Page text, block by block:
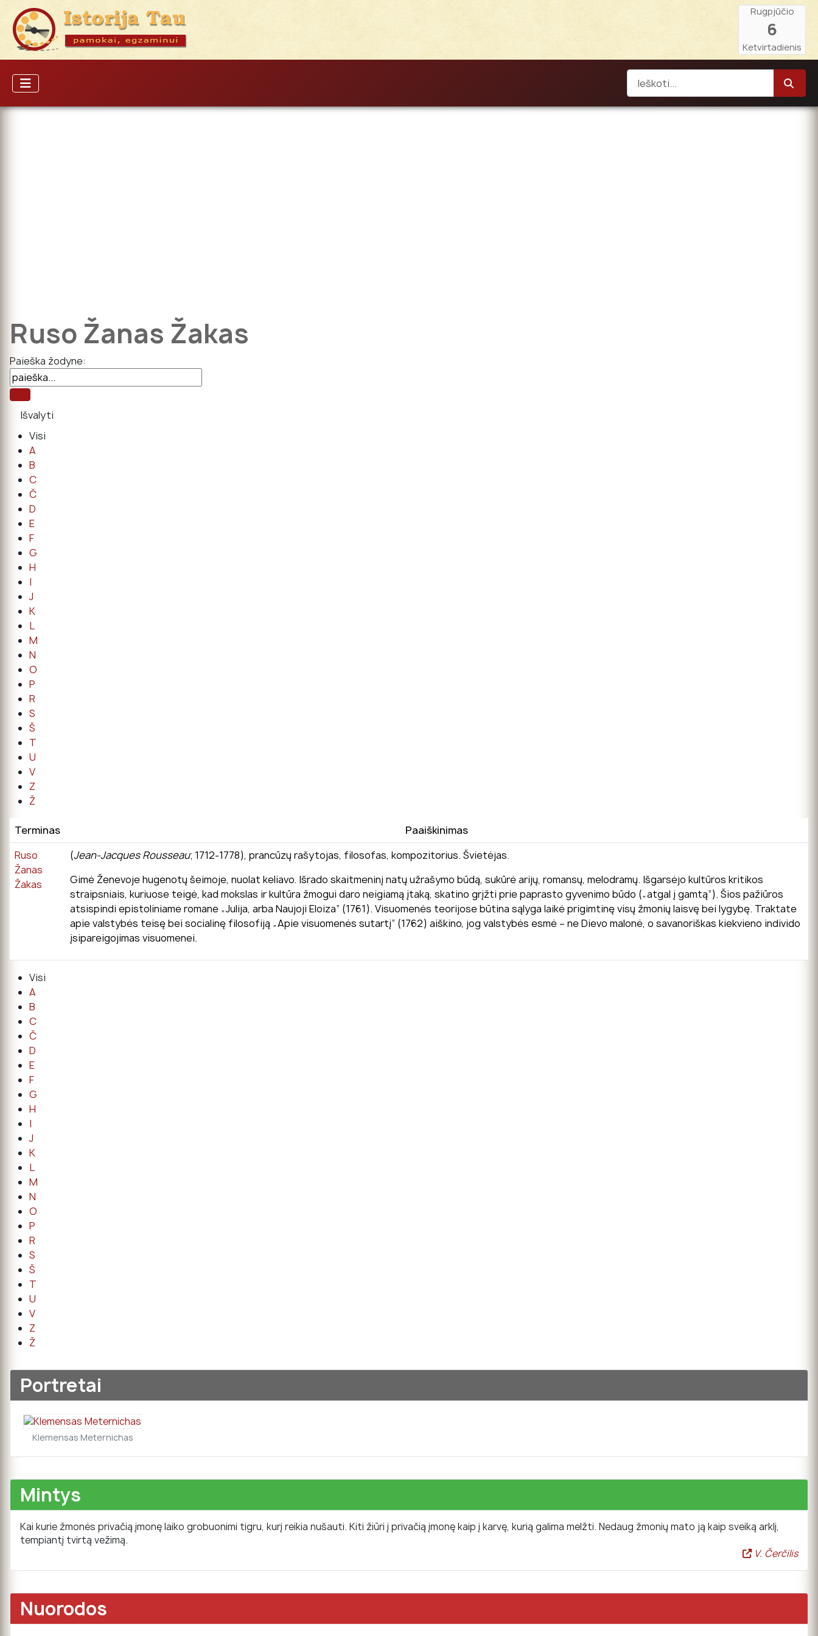
Rugpjūčio
6
Ketvirtadienis
Ruso Žanas Žakas
Paieška žodyne:
Visi
A
B
C
Č
D
E
F
G
H
I
J
K
L
M
N
O
P
R
S
Š
T
U
V
Z
Ž
Terminas
Paaiškinimas
Ruso
Žanas
Žakas
(Jean-Jacques Rousseau; 1712-1778), prancūzų rašytojas, filosofas, kompozitorius. Švietėjas.
Gimė Ženevoje hugenotų šeimoje, nuolat keliavo. Išrado skaitmeninį natų užrašymo būdą, sukūrė arijų, romansų, melodramų. Išgarsėjo kultūros kritikos
straipsniais, kuriuose teigė, kad mokslas ir kultūra žmogui daro neigiamą įtaką, skatino grįžti prie paprasto gyvenimo būdo („atgal į gamtą“). Šios pažiūros
atsispindi epistoliniame romane „Julija, arba Naujoji Eloiza“ (1761). Visuomenės teorijose būtina sąlyga laikė prigimtinę visų žmonių laisvę bei lygybę. Traktate
apie valstybės teisę bei socialinę filosofiją „Apie visuomenės sutartį“ (1762) aiškino, jog valstybės esmė – ne Dievo malonė, o savanoriškas kiekvieno individo
įsipareigojimas visuomenei.
Visi
A
B
C
Č
D
E
F
G
H
I
J
K
L
M
N
O
P
R
S
Š
T
U
V
Z
Ž
Portretai
Klemensas Meternichas
Mintys
Kai kurie žmonės privačią įmonę laiko grobuonimi tigru, kurį reikia nušauti. Kiti žiūri į privačią įmonę kaip į karvę, kurią galima melžti. Nedaug žmonių mato ją kaip sveiką arklį,
tempiantį tvirtą vežimą.
V. Čerčilis
Nuorodos